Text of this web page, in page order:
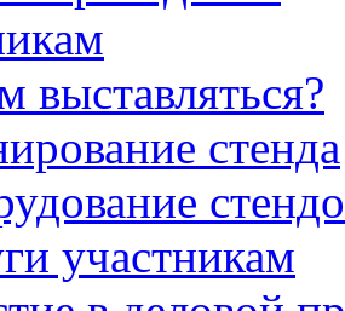
выставляться?
стенда
участникам